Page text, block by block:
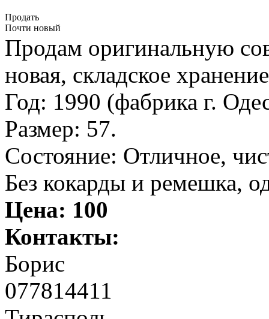
Продать
Почти новый
Продам оригинальную
новая, складское
Год: 1990 (фабрика г.
Размер: 57.
Состояние: Отличное,
Без кокарды и ремешка,
Цена: 100
Контакты:
Борис
077814411